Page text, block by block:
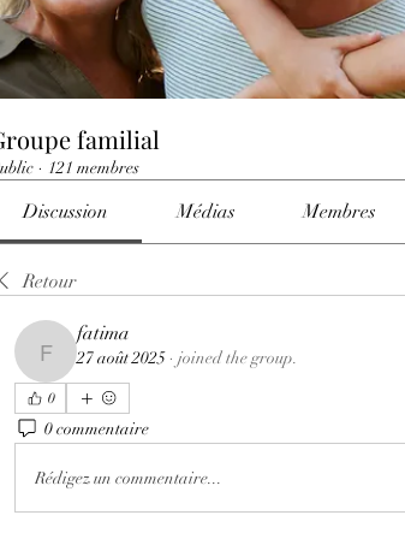
familial
· 121 membres
Discussion Médias Membres
Retour
fatima
fatima
27 août 2025 · joined the group.
0
0 commentaire
Rédigez un commentaire...